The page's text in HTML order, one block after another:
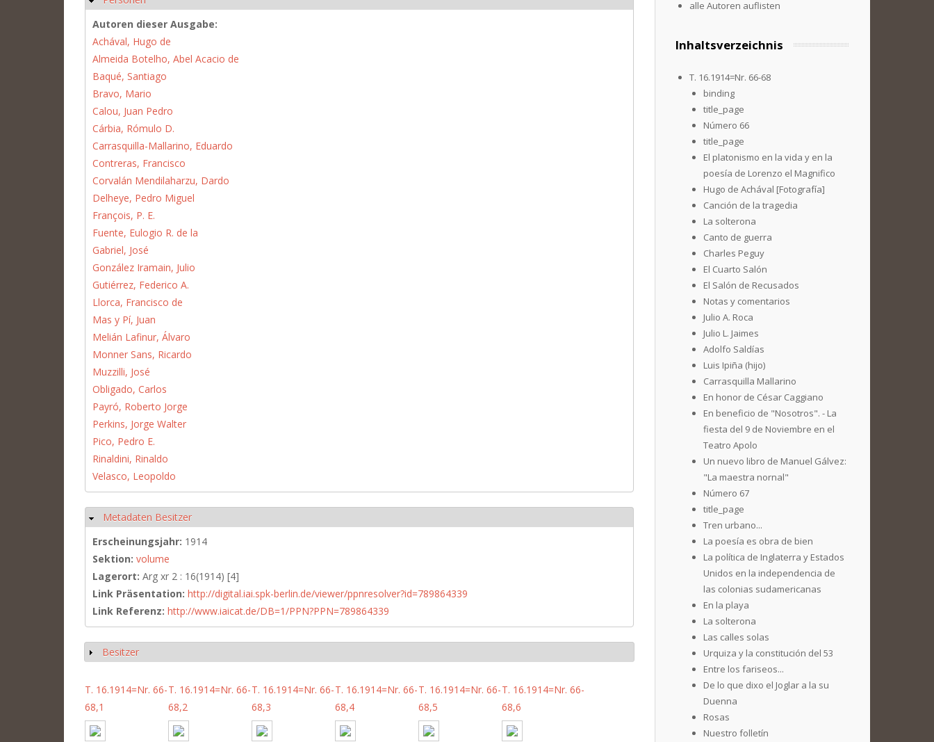
Autoren dieser Ausgabe:
Achával, Hugo de
Almeida Botelho, Abel Acacio de
Baqué, Santiago
Bravo, Mario
Calou, Juan Pedro
Cárbia, Rómulo D.
Carrasquilla-Mallarino, Eduardo
Contreras, Francisco
Corvalán Mendilaharzu, Dardo
Delheye, Pedro Miguel
François, P. E.
Fuente, Eulogio R. de la
Gabriel, José
González Iramain, Julio
Gutiérrez, Federico A.
Llorca, Francisco de
Mas y Pí, Juan
Melián Lafinur, Álvaro
Monner Sans, Ricardo
Muzzilli, José
Obligado, Carlos
Payró, Roberto Jorge
Perkins, Jorge Walter
Pico, Pedro E.
Rinaldini, Rinaldo
Velasco, Leopoldo
Ausblenden
Metadaten Besitzer
Erscheinungsjahr: 1914
Sektion: volume
Lagerort: Arg xr 2 : 16(1914) [4]
Link Präsentation: http://digital.iai.spk-berlin.de/viewer/ppnresolver?id=789864339
Link Referenz: http://www.iaicat.de/DB=1/PPN?PPN=789864339
Anzeigen
Besitzer
T. 16.1914=Nr. 66-
68,1
T. 16.1914=Nr. 66-
68,2
T. 16.1914=Nr. 66-
68,3
T. 16.1914=Nr. 66-
68,4
T. 16.1914=Nr. 66-
68,5
T. 16.1914=Nr. 66-
68,6
alle Autoren auflisten
Inhaltsverzeichnis
T. 16.1914=Nr. 66-68
binding
title_page
Número 66
title_page
El platonismo en la vida y en la
poesía de Lorenzo el Magnifico
Hugo de Achával [Fotografía]
Canción de la tragedia
La solterona
Canto de guerra
Charles Peguy
El Cuarto Salón
El Salón de Recusados
Notas y comentarios
Julio A. Roca
Julio L. Jaimes
Adolfo Saldías
Luis Ipiña (hijo)
Carrasquilla Mallarino
En honor de César Caggiano
En beneficio de "Nosotros". - La
fiesta del 9 de Noviembre en el
Teatro Apolo
Un nuevo libro de Manuel Gálvez:
"La maestra nornal"
Número 67
title_page
Tren urbano...
La poesía es obra de bien
La política de Inglaterra y Estados
Unidos en la independencia de
las colonias sudamericanas
En la playa
La solterona
Las calles solas
Urquiza y la constitución del 53
Entre los fariseos...
De lo que dixo el Joglar a la su
Duenna
Rosas
Nuestro folletín